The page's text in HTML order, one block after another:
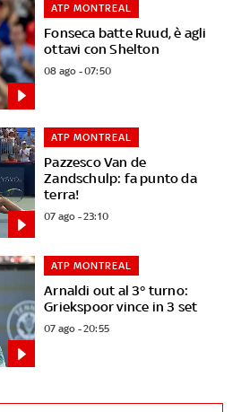
Fonseca batte Ruud, è agli
ottavi con Shelton
ATP MONTREAL
08 ago - 07:50
Pazzesco Van de
Zandschulp: fa punto da
terra!
ATP MONTREAL
07 ago - 23:10
Arnaldi out al 3° turno:
Griekspoor vince in 3 set
ATP MONTREAL
07 ago - 20:55